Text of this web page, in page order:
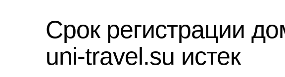
Срок регистрации
uni-travel.su истек